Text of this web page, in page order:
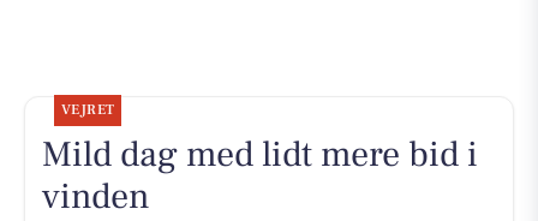
VEJRET
Mild dag med lidt mere bid i
vinden